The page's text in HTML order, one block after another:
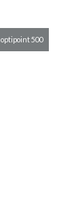
optipoint 500